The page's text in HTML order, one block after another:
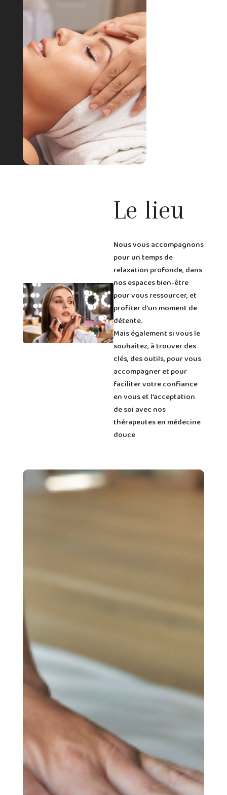
Le lieu
Nous vous accompagnons
pour un temps de
relaxation profonde, dans
nos espaces bien-être
pour vous ressourcer, et
profiter d’un moment de
détente.
Mais également si vous le
souhaitez, à trouver des
clés, des outils, pour vous
accompagner et pour
faciliter votre confiance
en vous et l’acceptation
de soi avec nos
thérapeutes en médecine
douce